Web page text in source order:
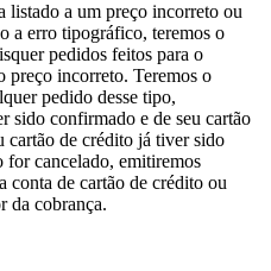
listado a um preço incorreto ou
a erro tipográfico, teremos o
pedidos feitos para o
preço incorreto. Teremos o
pedido desse tipo,
sido confirmado e de seu cartão
cartão de crédito já tiver sido
for cancelado, emitiremos
conta de cartão de crédito ou
da cobrança.